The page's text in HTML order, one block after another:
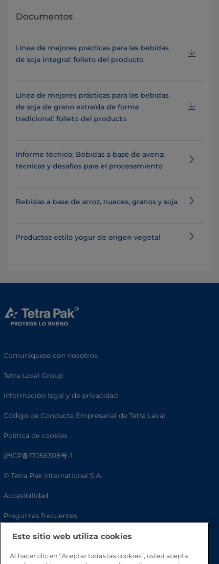
Documentos
Línea de mejores prácticas para las bebidas
de soja integral: folleto del producto
Línea de mejores prácticas para las bebidas
de soja de grano extraída de forma
tradicional: folleto del producto
Informe técnico: Bebidas a base de avena:
técnicas y desafíos para el procesamiento
Bebidas a base de arroz, nueces, granos y soja
Productos estilo yogur de origen vegetal
Comuníquese con nosotros
Tetra Laval Group
Información legal y de privacidad
Código de Conducta Empresarial de Tetra Laval
Política de cookies
沪ICP备17056308号-1
© Tetra Pak International S.A.
Accesibilidad
Preguntas frecuentes
Este sitio web utiliza cookies
Al hacer clic en “Aceptar todas las cookies”, usted acepta